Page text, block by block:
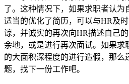
了。这种情况下，如果求职者认为
适当的优化了简历，可以与HR及
谅，并诚实的再次向HR描述自己
余地，或是进行再次面试。如果求
的大面积深程度的进行造假，那么
题，找下一份工作吧。